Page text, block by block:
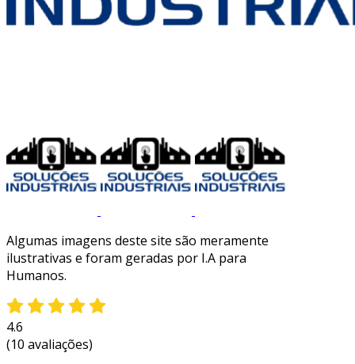
Algumas imagens deste site são meramente
ilustrativas e foram geradas por I.A para
Humanos.
4.6
(10 avaliações)